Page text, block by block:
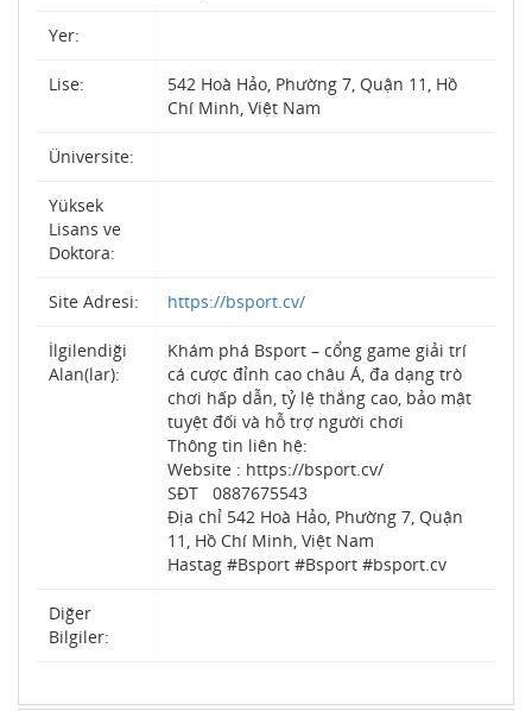
Yer:
Lise:
542 Hoà Hảo, Phường 7, Quận 11, Hồ
Chí Minh, Việt Nam
Üniversite:
Yüksek
Lisans ve
Doktora:
Site Adresi: https://bsport.cv/
İlgilendiği
Alan(lar):
Khám phá Bsport – cổng game giải trí
cá cược đỉnh cao châu Á, đa dạng trò
chơi hấp dẫn, tỷ lệ thắng cao, bảo mật
tuyệt đối và hỗ trợ người chơi
Thông tin liên hệ:
Website : https://bsport.cv/
SĐT 0887675543
Địa chỉ 542 Hoà Hảo, Phường 7, Quận
11, Hồ Chí Minh, Việt Nam
Hastag #Bsport #Bsport #bsport.cv
Diğer
Bilgiler: